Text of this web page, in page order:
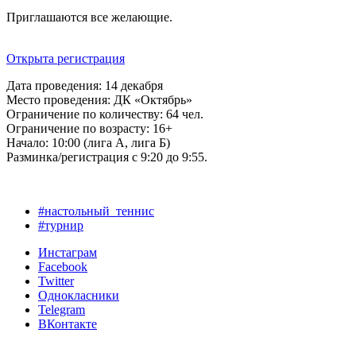
Приглашаются все желающие.
Открыта регистрация
Дата проведения: 14 декабря
Место проведения: ДК «Октябрь»
Ограничение по количеству: 64 чел.
Ограничение по возрасту: 16+
Начало: 10:00 (лига А, лига Б)
Разминка/регистрация с 9:20 до 9:55.
#настольный_теннис
#турнир
Инстаграм
Facebook
Twitter
Однокласники
Telegram
ВКонтакте